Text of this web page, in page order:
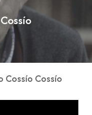
Cossío Cossío